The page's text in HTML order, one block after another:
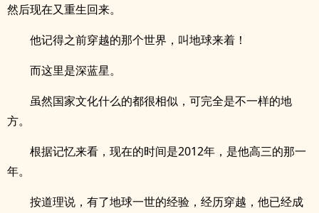
然后现在又重生回来。
他记得之前穿越的那个世界，叫地球来着！
而这里是深蓝星。
虽然国家文化什么的都很相似，可完全是不一样的地
方。
根据记忆来看，现在的时间是2012年，是他高三的那一
年。
按道理说，有了地球一世的经验，经历穿越，他已经成